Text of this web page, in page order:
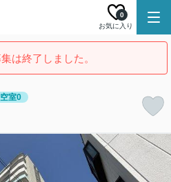
お気に入り
0
は終了しました。
空室0